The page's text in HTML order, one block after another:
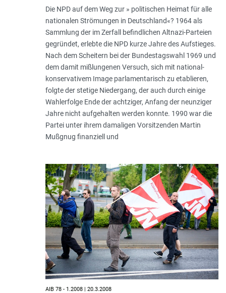
Die NPD auf dem Weg zur » politischen Heimat für alle
nationalen Strömungen in Deutschland«? 1964 als
Sammlung der im Zerfall befindlichen Altnazi-Parteien
gegründet, erlebte die NPD kurze Jahre des Aufstieges.
Nach dem Scheitern bei der Bundestagswahl 1969 und
dem damit mißlungenen Versuch, sich mit national-
konservativem Image parlamentarisch zu etablieren,
folgte der stetige Niedergang, der auch durch einige
Wahlerfolge Ende der achtziger, Anfang der neunziger
Jahre nicht aufgehalten werden konnte. 1990 war die
Partei unter ihrem damaligen Vorsitzenden Martin
Mußgnug finanziell und
AIB 78 - 1.2008 | 20.3.2008